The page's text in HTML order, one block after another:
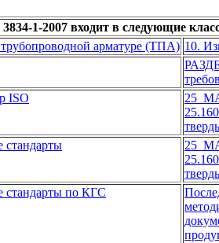
1-2007 входит в следующие
арматуре (ТПА) 10.
ISO
25
стандарты
25
стандарты по КГС